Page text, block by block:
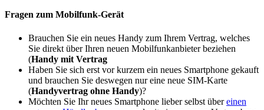
Fragen zum Mobilfunk-Gerät
Brauchen Sie ein neues Handy zum Ihrem Vertrag, welches
Sie direkt über Ihren neuen Mobilfunkanbieter beziehen
(Handy mit Vertrag
Haben Sie sich erst vor kurzem ein neues Smartphone gekauft
und brauchen Sie deswegen nur eine neue SIM-Karte
(Handyvertrag ohne Handy)?
Möchten Sie Ihr neues Smartphone lieber selbst übereinen